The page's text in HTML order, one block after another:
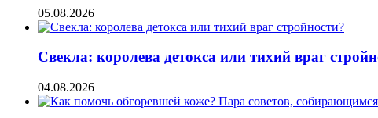
05.08.2026
Свекла: королева детокса или тихий враг
04.08.2026